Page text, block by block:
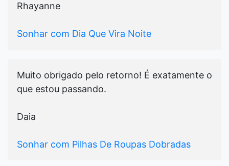
Rhayanne
Sonhar com Dia Que Vira Noite
Muito obrigado pelo retorno! É exatamente o
que estou passando.
Daia
Sonhar com Pilhas De Roupas Dobradas